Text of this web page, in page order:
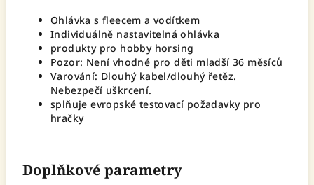
Ohlávka s fleecem a vodítkem
Individuálně nastavitelná ohlávka
produkty pro hobby horsing
Pozor: Není vhodné pro děti mladší 36 měsíců
Varování: Dlouhý kabel/dlouhý řetěz.
Nebezpečí uškrcení.
splňuje evropské testovací požadavky pro
hračky
Doplňkové parametry